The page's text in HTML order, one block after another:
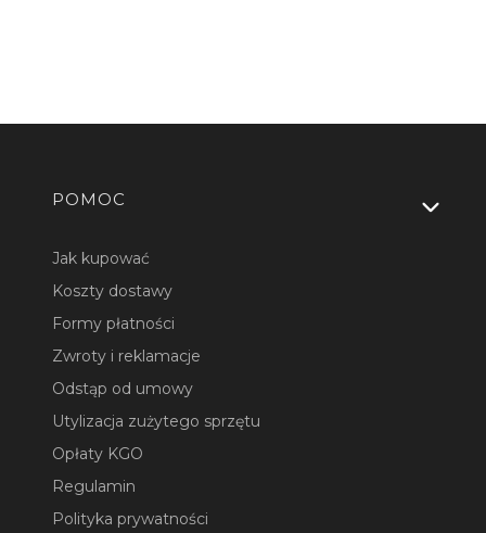
Linki w stopce
POMOC
Jak kupować
Koszty dostawy
Formy płatności
Zwroty i reklamacje
Odstąp od umowy
Utylizacja zużytego sprzętu
Opłaty KGO
Regulamin
Polityka prywatności